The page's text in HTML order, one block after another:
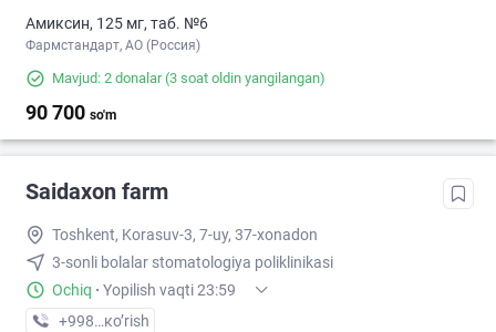
Амиксин, 125 мг, таб. №6
Фармстандарт, АО (Россия)
Mavjud: 2 donalar(3 soat oldin yangilangan)
90 700 so'm
Saidaxon farm
Toshkent, Korasuv-3, 7-uy, 37-xonadon
3-sonli bolalar stomatologiya poliklinikasi
Ochiq · Yopilish vaqti 23:59
+998 (77) XXX-XX-XX
кo’rish